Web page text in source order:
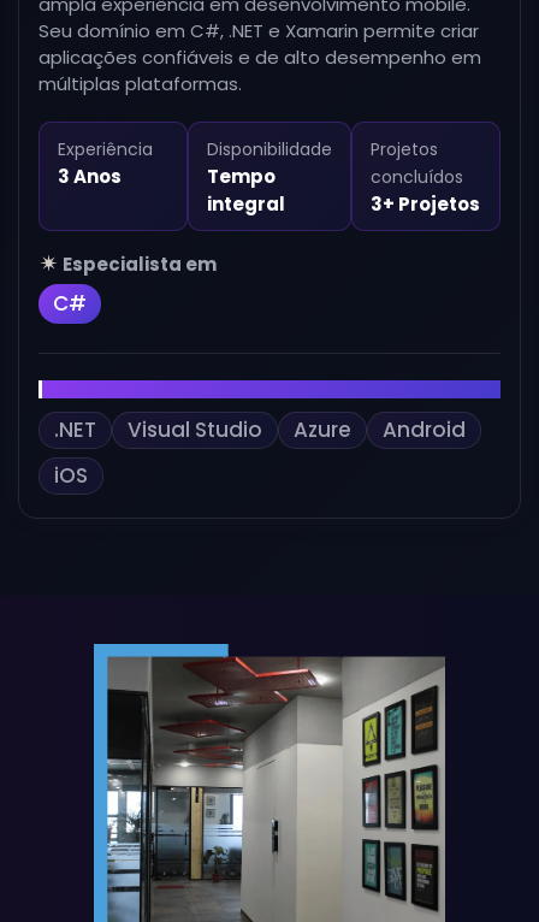
Seu domínio em C#, .NET e Xamarin permite criar
aplicações confiáveis e de alto desempenho em
múltiplas plataformas.
Experiência
3 Anos
Disponibilidade
Tempo
integral
Projetos
concluídos
3+ Projetos
Especialista em
C#
.NET Visual Studio Azure
Android
iOS